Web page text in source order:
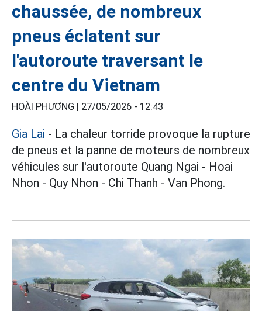
chaussée, de nombreux
pneus éclatent sur
l'autoroute traversant le
centre du Vietnam
HOÀI PHƯƠNG | 27/05/2026 - 12:43
Gia Lai - La chaleur torride provoque la rupture
de pneus et la panne de moteurs de nombreux
véhicules sur l'autoroute Quang Ngai - Hoai
Nhon - Quy Nhon - Chi Thanh - Van Phong.